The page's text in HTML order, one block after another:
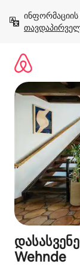
გადასვლა
თავდაპირველ
Wehnde